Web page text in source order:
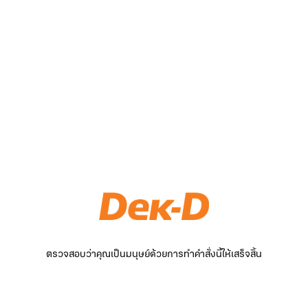
ตรวจสอบว่าคุณเป็นมนุษย์ด้วยการทำคำสั่งนี้ให้เสร็จสิ้น